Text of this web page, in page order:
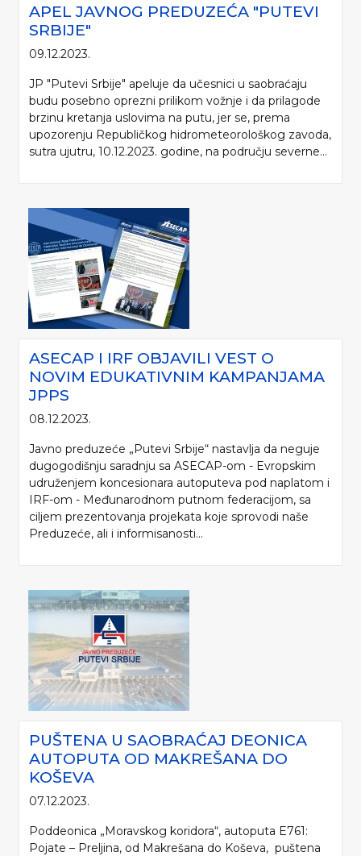
APEL JAVNOG PREDUZEĆA "PUTEVI
SRBIJE"
09.12.2023.
JP "Putevi Srbije" apeluje da učesnici u saobraćaju
budu posebno oprezni prilikom vožnje i da prilagode
brzinu kretanja uslovima na putu, jer se, prema
upozorenju Republičkog hidrometeorološkog zavoda,
sutra ujutru, 10.12.2023. godine, na području severne...
ASECAP I IRF OBJAVILI VEST O
NOVIM EDUKATIVNIM KAMPANJAMA
JPPS
08.12.2023.
Javno preduzeće „Putevi Srbije“ nastavlja da neguje
dugogodišnju saradnju sa ASECAP-om - Evropskim
udruženjem koncesionara autoputeva pod naplatom i
IRF-om - Međunarodnom putnom federacijom, sa
ciljem prezentovanja projekata koje sprovodi naše
Preduzeće, ali i informisanosti...
PUŠTENA U SAOBRAĆAJ DEONICA
AUTOPUTA OD MAKREŠANA DO
KOŠEVA
07.12.2023.
Poddeonica „Moravskog koridora“, autoputa E761:
Pojate – Preljina, od Makrešana do Koševa, puštena